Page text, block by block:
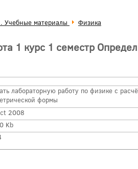
Учебные материалы Физика
1 курс 1 семестр
лабораторную работу по физике с
формы
2008
Kb